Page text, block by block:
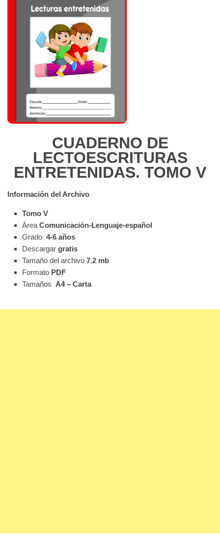
CUADERNO DE
LECTOESCRITURAS
ENTRETENIDAS. TOMO V
Información del Archivo
Tomo V
Área Comunicación-Lenguaje-español
Grado 4-6 años
Descargar gratis
Tamaño del archivo 7.2 mb
Formato PDF
Tamaños A4 – Carta